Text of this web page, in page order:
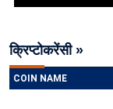
क्रिप्टोकरेंसी »